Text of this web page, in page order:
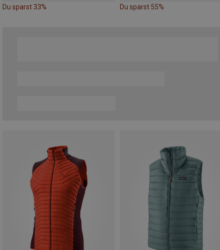
Du sparst 33% Du sparst 55%